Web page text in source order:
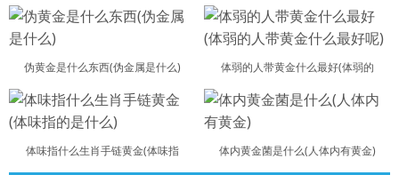
伪黄金是什么东西(伪金属是什么) 体弱的人带黄金什么最好(体弱的
体味指什么生肖手链黄金(体味指 体内黄金菌是什么(人体内有黄金)